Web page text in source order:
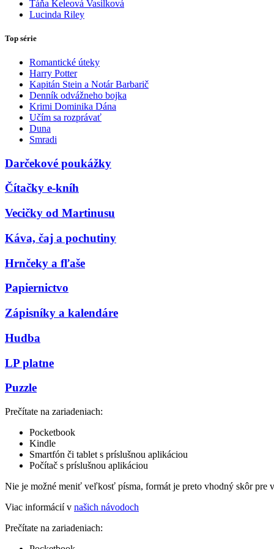
Táňa Keleová Vasilková
Lucinda Riley
Top série
Romantické úteky
Harry Potter
Kapitán Stein a Notár Barbarič
Denník odvážneho bojka
Krimi Dominika Dána
Učím sa rozprávať
Duna
Smradi
Darčekové poukážky
Čítačky e-kníh
Vecičky od Martinusu
Káva, čaj a pochutiny
Hrnčeky a fľaše
Papiernictvo
Zápisníky a kalendáre
Hudba
LP platne
Puzzle
Prečítate na zariadeniach:
Pocketbook
Kindle
Smartfón či tablet s príslušnou aplikáciou
Počítač s príslušnou aplikáciou
Nie je možné meniť veľkosť písma, formát je preto vhodný skôr pre
Viac informácií v našich návodoch
Prečítate na zariadeniach: